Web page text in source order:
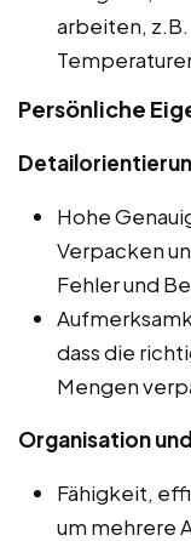
arbeiten, z.B.
Persönliche
Hohe
Verpacken
Fehler und
dass die
Mengen
Organisation
Fähigkeit,
um mehrere